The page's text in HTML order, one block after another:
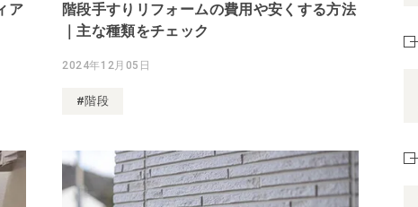
ア
階段手すりリフォームの費用や安くする方法
｜主な種類をチェック
2024年12月05日
#階段